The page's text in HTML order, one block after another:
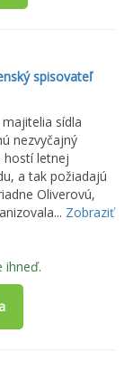
spisovateľ
sídla
nezvyčajný
hostí letnej
a tak požiadajú
Oliverovú,
Zobraziť
ihneď.